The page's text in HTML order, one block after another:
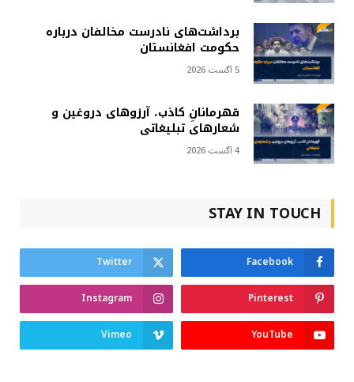
برداشت‌های نادرست مخالفان درباره
حکومت افغانستان
5 آگست 2026
قهرمانانِ کاذب، آرزوهای دروغین و
شعارهای تبلیغاتی
4 آگست 2026
STAY IN TOUCH
Facebook
Twitter
Pinterest
Instagram
YouTube
Vimeo